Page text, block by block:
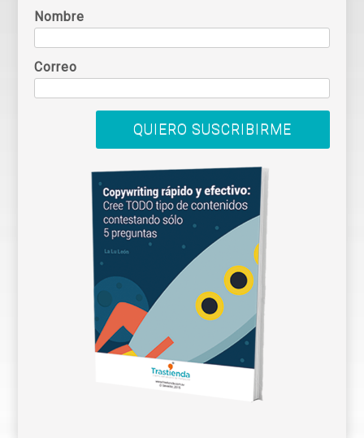
Nombre
Correo